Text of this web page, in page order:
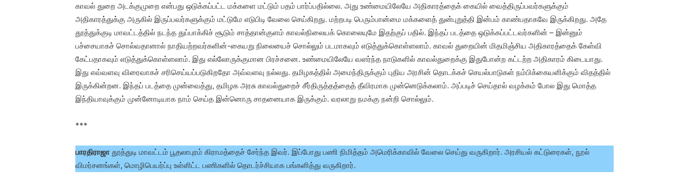
காவல் துறை அடக்குமுறை என்பது ஒடுக்கப்பட்ட மக்களை மட்டும் பதம் பார்ப்பதில்லை. அது உண்மையிலேயே அதிகாரத்தைக் கையில் வைத்திருப்பவர்களுக்கும்
அதிகாரத்துக்கு அருகில் இருப்பவர்களுக்கும் மட்டுமே எடுபிடி வேலை செய்கிறது. மற்றபடி பெரும்பான்மை மக்களைத் துன்புறுத்தி இன்பம் காண்பதாகவே இருக்கிறது. அதே
தூத்துக்குடி மாவட்டத்தில் நடந்த துப்பாக்கிச் சூடும் சாத்தான்குளம் காவல்நிலையக் கொலையுமே இதற்குப் பதில். இந்தப் படத்தை ஒடுக்கப்பட்டவர்களின் – இன்னும்
பச்சையாகச் சொல்வதானால் நாதியற்றவர்களின்-கையறு நிலையைச் சொல்லும் படமாகவும் எடுத்துக்கொள்ளலாம். காவல் துறையின் மிதமிஞ்சிய அதிகாரத்தைக் கேள்வி
கேட்பதாகவும் எடுத்துக்கொள்ளலாம். இது எல்லோருக்குமான பிரச்சனை. உண்மையிலேயே வளர்ந்த நாடுகளில் காவல்துறைக்கு இதுபோன்ற கட்டற்ற அதிகாரம் கிடையாது.
இது எவ்வளவு விரைவாகச் சரிசெய்யப்படுகிறதோ அவ்வளவு நல்லது. தமிழகத்தில் அமைந்திருக்கும் புதிய அரசின் தொடக்கச் செயல்பாடுகள் நம்பிக்கையளிக்கும் விதத்தில்
இருக்கின்றன. இந்தப் படத்தை முன்வைத்து, தமிழக அரசு காவல்துறைச் சீர்திருத்தத்தைத் தீவிரமாக முன்னெடுக்கலாம். அப்படிச் செய்தால் வழக்கம் போல இது மொத்த
இந்தியாவுக்கும் முன்னோடியாக நாம் செய்த இன்னொரு சாதனையாக இருக்கும். வரலாறு நமக்கு நன்றி சொல்லும்.
***
பாரதிராஜா தூத்துடி மாவட்டம் பூதலாபுரம் கிராமத்தைச் சேர்ந்த இவர். இப்போது பணி நிமித்தம் அமெரிக்காவில் வேலை செய்து வருகிறார். அரசியல் கட்டுரைகள், நூல்
விமர்சனங்கள், மொழிபெயர்ப்பு உள்ளிட்ட பணிகளில் தொடர்ச்சியாக பங்களித்து வருகிறார்.